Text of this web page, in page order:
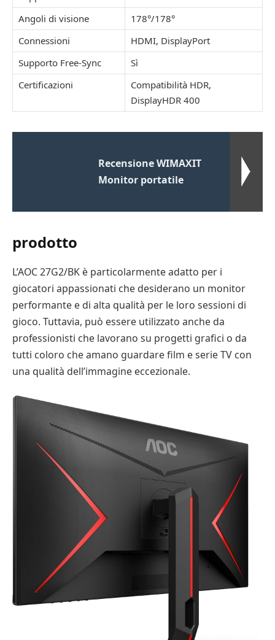
Angoli di visione
178°/178°
Connessioni
HDMI, DisplayPort
Supporto Free-Sync
Sì
Certificazioni
Compatibilità HDR,
DisplayHDR 400
Recensione WIMAXIT
Monitor portatile
prodotto
L’AOC 27G2/BK è particolarmente adatto per i
giocatori appassionati che desiderano un monitor
performante e di alta qualità per le loro sessioni di
gioco. Tuttavia, può essere utilizzato anche da
professionisti che lavorano su progetti grafici o da
tutti coloro che amano guardare film e serie TV con
una qualità dell’immagine eccezionale.